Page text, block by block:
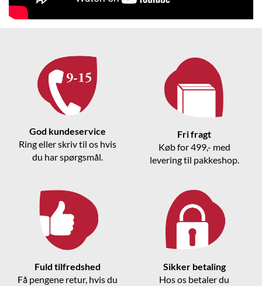
God kundeservice
Ring eller skriv til os hvis
du har spørgsmål.
Fri fragt
Køb for 499,- med
levering til pakkeshop.
Fuld tilfredshed
Få pengene retur, hvis du
Sikker betaling
Hos os betaler du